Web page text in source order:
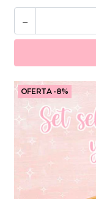
-
OFERTA -8%